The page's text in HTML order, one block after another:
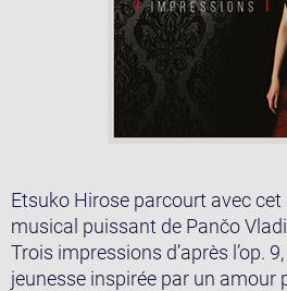
Etsuko Hirose parcourt avec
musical puissant de Pančo
Trois impressions d’après l’op.
jeunesse inspirée par un amour